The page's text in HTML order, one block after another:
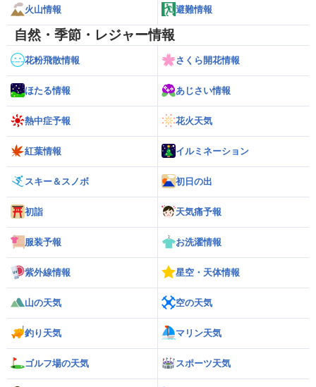
火山情報 避難情報
自然・季節・レジャー情報
花粉飛散情報 さくら開花情報
ほたる情報 あじさい情報
熱中症予報 花火天気
紅葉情報 イルミネーション
スキー＆スノボ 初日の出
初詣 天気痛予報
服装予報 お洗濯情報
紫外線情報 星空・天体情報
山の天気 空の天気
釣り天気 マリン天気
ゴルフ場の天気 スポーツ天気